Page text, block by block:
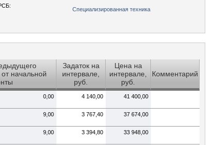
Специализированная техника
начальной
Задаток на
интервале,
руб.
Цена на
интервале,
руб.
Комментарий
0,00 4 140,00 41 400,00
9,00 3 767,40 37 674,00
9,00 3 394,80 33 948,00